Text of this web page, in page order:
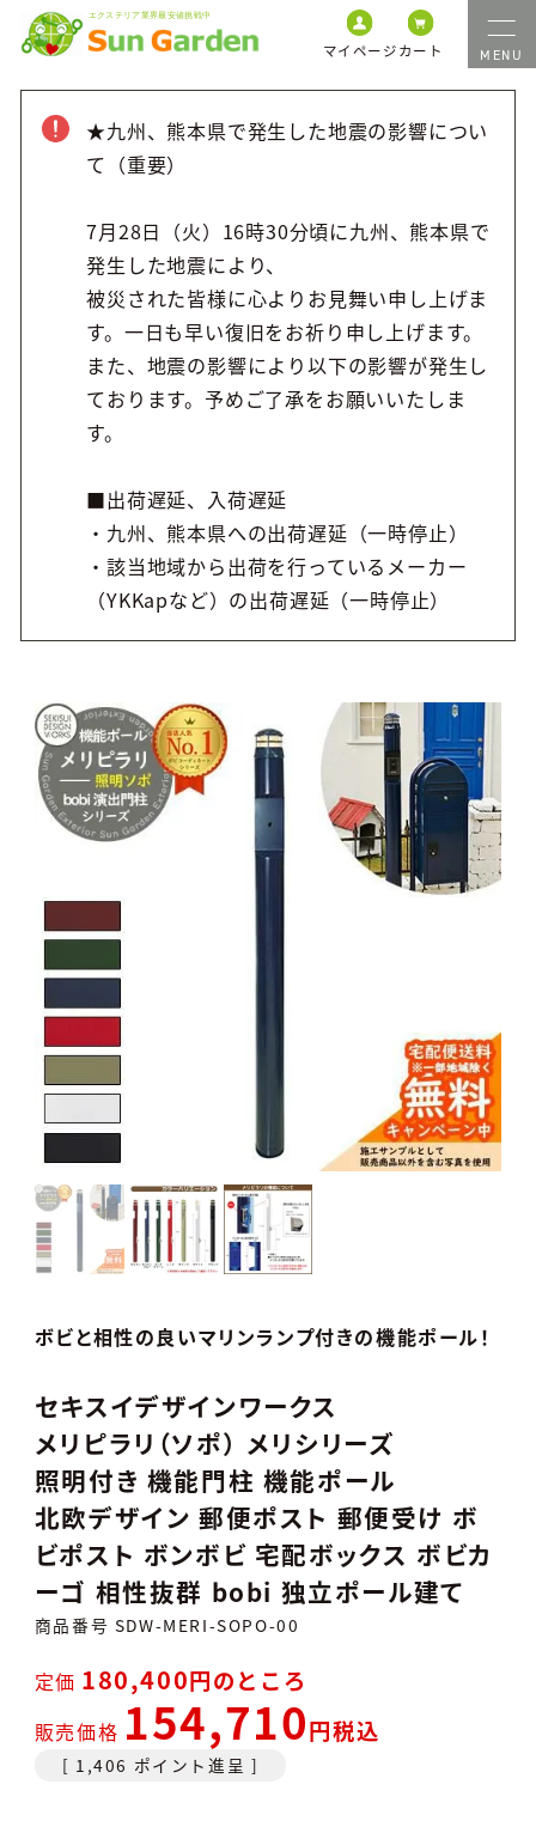
マイページカート
★九州、熊本県で発生した地震の影響につい
て（重要）
7月28日（火）16時30分頃に九州、熊本県で
発生した地震により、
被災された皆様に心よりお見舞い申し上げま
す。一日も早い復旧をお祈り申し上げます。
また、地震の影響により以下の影響が発生し
ております。予めご了承をお願いいたしま
す。
■出荷遅延、入荷遅延
・九州、熊本県への出荷遅延（一時停止）
・該当地域から出荷を行っているメーカー
（YKKapなど）の出荷遅延（一時停止）
ボビと相性の良いマリンランプ付きの機能ポール！
セキスイデザインワークス
メリピラリ（ソポ） メリシリーズ
照明付き 機能門柱 機能ポール
北欧デザイン 郵便ポスト 郵便受け ボ
ビポスト ボンボビ 宅配ボックス ボビカ
ーゴ 相性抜群 bobi 独立ポール建て
商品番号 SDW-MERI-SOPO-00
定価 180,400 のところ
販売価格 154,710 税込
[ 1,406 ポイント進呈 ]